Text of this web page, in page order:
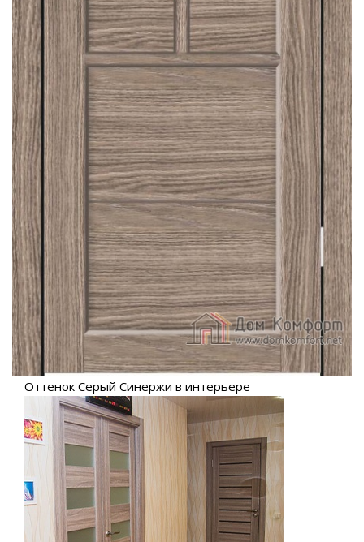
Оттенок Серый Синержи в интерьере